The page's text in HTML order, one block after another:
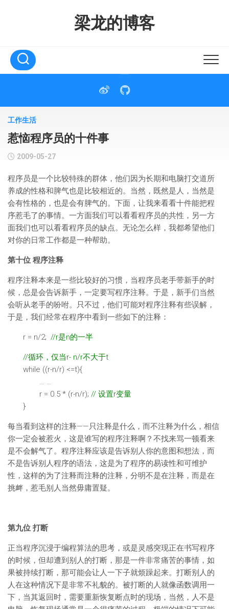
梁龙的博客
工作生活
惹恼程序员的十件事
2009-05-27
程序员是一个比较特殊的群体，他们因为长期和电脑打交道所
养成的性格和脾气也是比较相近的。当然，既然是人，当然是
会有性格的，也是会有脾气的。下面，让我来看看十件能把程
序惹毛了的事情。一方面我们可以看看程序员的共性，另一方
面我们也可以看看程序员的缺点。无论怎么样，我都希望他们
对你的日常工作都是一种帮助。
第十位 程序注释
程序注释本来是一些比较好的习惯，当程序员老手带新手的时
候，总是会告诉新手，一定要写程序注释。于是，新手们当然
会听从老手的吩咐。只不过，他们可能对程序注释有些误解，
于是，我们经常在程序中看到一些如下的注释：
r = n/2; //r是n的一半
//循环，仅当r- n/r不大于t
while ((r-n/r) <=t){
… …
r = 0.5 * (r-n/r); // 设置r变量
}
每当看到这样的注释——只注释是什么，而不注释为什么，相信
你一定会被惹火，这是谁写的程序注释啊？不找来骂一顿看来
是不会解气了。程序注释应该是告诉别人你的意图和想法，而
不是告诉别人程序的语法，这是为了程序的易读性和可维护
性，这样的为了注释而注释的注释，分明不是在注释，而是在
挑衅，惹毛别人当然毋庸置疑。
第九位 打断
正当程序沉浸于编程算法的思考，或是灵感突现正在书写程序
的时候，但却遭到别人的打断，那是一件非常痛苦的事情，如
果被持续打断，那可能会让人一下子就烦躁起来。打断别人的
人在这种情况下是非常不礼貌的。被打断的人就像函数调用一
下，当其返回时，需要重新恢复断点时的现场，当然，人不是